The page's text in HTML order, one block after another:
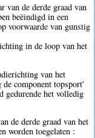
van de derde graad van
beëindigd in een
voorwaarde van gunstig
in de loop van het
van het
component topsport'
gedurende het volledig
de derde graad van het
worden toegelaten :